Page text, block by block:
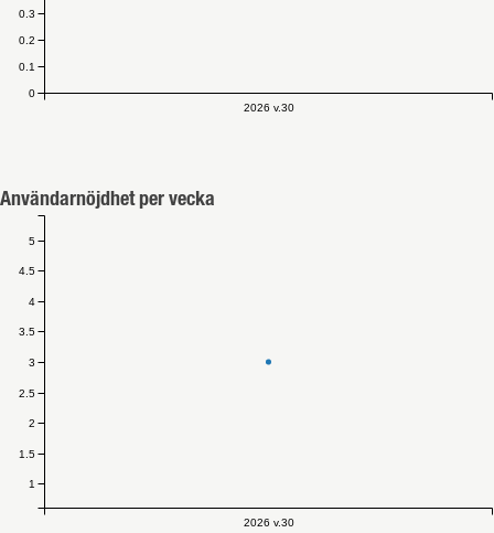
2026 v.30
0
0.1
0.2
0.3
Användarnöjdhet per vecka
2026 v.30
1
1.5
2
2.5
3
3.5
4
4.5
5